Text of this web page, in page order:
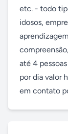
etc. - todo
idosos,
até 4
por dia valor
em contato